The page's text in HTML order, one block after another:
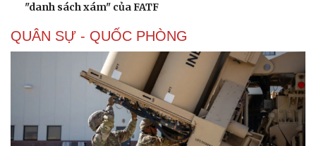
"danh sách xám" của FATF
QUÂN SỰ - QUỐC PHÒNG